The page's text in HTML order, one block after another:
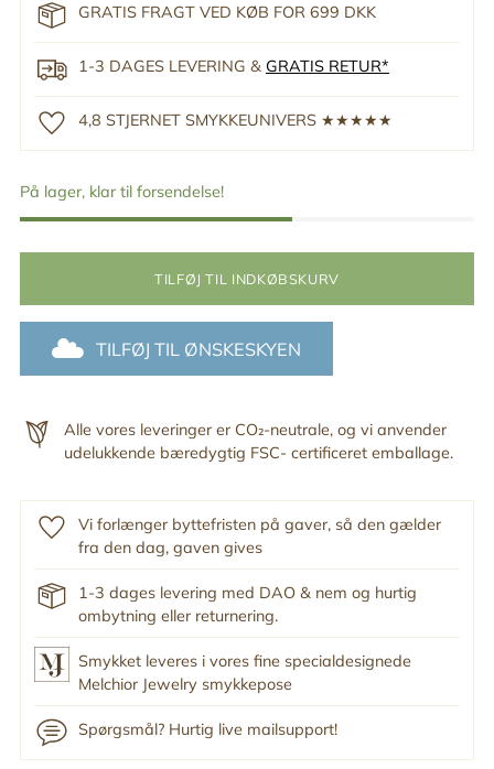
GRATIS FRAGT VED KØB FOR 699 DKK
1-3 DAGES LEVERING & GRATIS RETUR*
4,8 STJERNET SMYKKEUNIVERS ★★★★★
På lager, klar til forsendelse!
TILFØJ TIL INDKØBSKURV
TILFØJ TIL ØNSKESKYEN
Alle vores leveringer er CO₂-neutrale, og vi anvender
udelukkende bæredygtig FSC- certificeret emballage.
Vi forlænger byttefristen på gaver, så den gælder
fra den dag, gaven gives
1-3 dages levering med DAO & nem og hurtig
ombytning eller returnering.
Smykket leveres i vores fine specialdesignede
Melchior Jewelry smykkepose
Spørgsmål? Hurtig live mailsupport!